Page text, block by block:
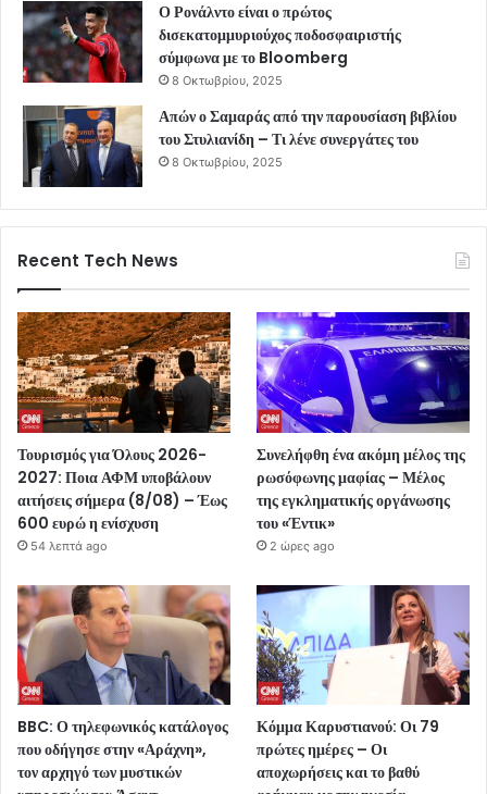
Ο Ρονάλντο είναι ο πρώτος
δισεκατομμυριούχος ποδοσφαιριστής
σύμφωνα με το Bloomberg
8 Οκτωβρίου, 2025
Απών ο Σαμαράς από την παρουσίαση βιβλίου
του Στυλιανίδη – Τι λένε συνεργάτες του
8 Οκτωβρίου, 2025
Recent Tech News
Τουρισμός για Όλους 2026-
2027: Ποια ΑΦΜ υποβάλουν
αιτήσεις σήμερα (8/08) – Έως
600 ευρώ η ενίσχυση
54 λεπτά ago
Συνελήφθη ένα ακόμη μέλος της
ρωσόφωνης μαφίας – Μέλος
της εγκληματικής οργάνωσης
του «Έντικ»
2 ώρες ago
BBC: Ο τηλεφωνικός κατάλογος
που οδήγησε στην «Αράχνη»,
τον αρχηγό των μυστικών
Κόμμα Καρυστιανού: Οι 79
πρώτες ημέρες – Οι
αποχωρήσεις και το βαθύ